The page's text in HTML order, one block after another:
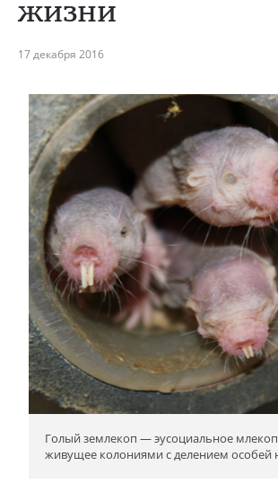
жизни
17 декабря 2016
Голый землекоп — эусоциальное
живущее колониями с делением особей